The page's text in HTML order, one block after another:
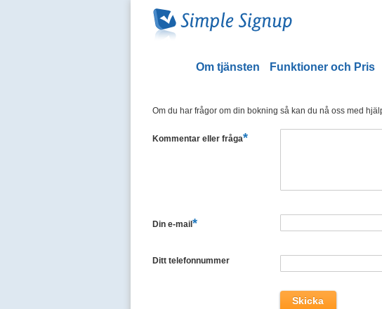
Om tjänsten Funktioner och Pris
Om du har frågor om din bokning så kan du nå oss med
Kommentar eller fråga*
Din e-mail*
Ditt telefonnummer